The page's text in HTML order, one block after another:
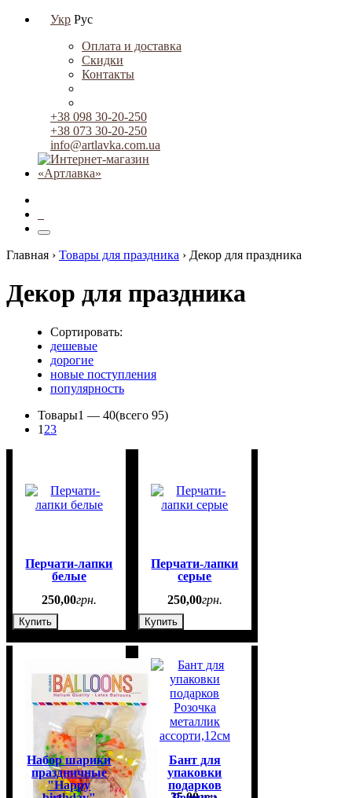
Укр Рус
Оплата и доставка
Скидки
Контакты
+38 098 30-20-250
+38 073 30-20-250
info@artlavka.com.ua
Главная › Товары для праздника › Декор для праздника
Декор для праздника
Сортировать:
дешевые
дорогие
новые поступления
популярность
Товары1 — 40(всего 95)
1 23
Перчати-лапки
белые
250,00грн.
Купить
Перчати-лапки
серые
250,00грн.
Купить
Набор шарики
праздничные
"Happy
Бант для
упаковки
подарков